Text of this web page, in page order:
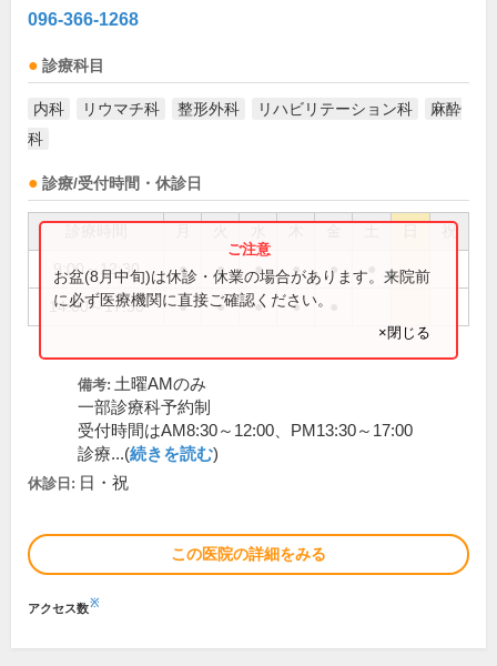
096-366-1268
診療科目
内科 リウマチ科 整形外科 リハビリテーション科
麻酔
科
診療/受付時間・休診日
祝
9:00～12:30 ● ● ● ● ●
14:00～17:30 ● ● ● ●
お盆(8月中旬)は休診・休業の場合があります。来院前
に必ず医療機関に直接ご確認ください。
×閉じる
備考: 土曜AMのみ
一部診療科予約制
受付時間はAM8:30～12:00、PM13:30～17:00
診療...(続きを読む)
休診日: 日・祝
この医院の詳細をみる
アクセス数※